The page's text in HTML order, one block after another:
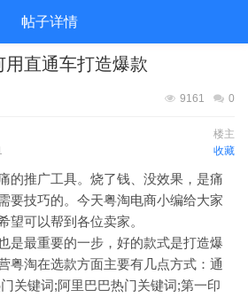
帖子详情
直通车打造爆款
0
9161
楼主
收藏
的推广工具。烧了钱、没效果，是痛
要技巧的。今天粤淘电商小编给大家
望可以帮到各位卖家。
是最重要的一步，好的款式是打造爆
粤淘在选款方面主要有几点方式：通
关键词;阿里巴巴热门关键词;第一印